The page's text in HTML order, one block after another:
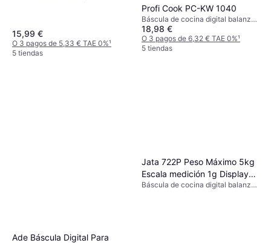
unidades de medida: Onza (oz),
Mililitro (ml), Gramo (g)
15,99 €
O 3 pagos de 5,33 € TAE 0%¹
5 tiendas
Profi Cook PC-KW 1040
Báscula de cocina digital balanza
de cocina, Tara, Pies
antideslizantes, Apagado
automático, Peso (máximo) 5kg,
18,98 €
O 3 pagos de 6,32 € TAE 0%¹
5 tiendas
Ade Báscula Digital Para
Jata 722P Peso Máximo 5kg
Escala medición 1g Display
LCD 4 digitos
Báscula de cocina digital balanza